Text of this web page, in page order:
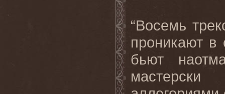
“Восемь
проникают
бьют